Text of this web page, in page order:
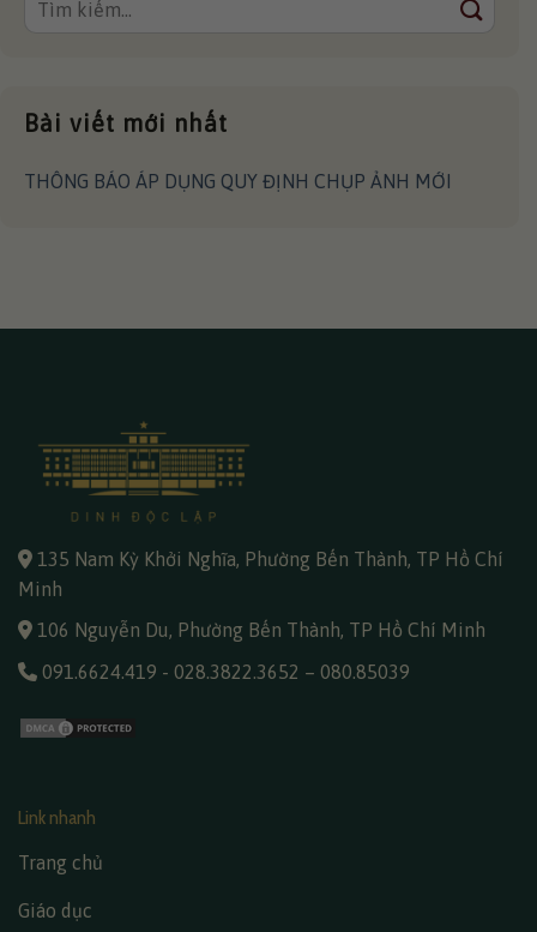
Bài viết mới nhất
THÔNG BÁO ÁP DỤNG QUY ĐỊNH CHỤP ẢNH MỚI
135 Nam Kỳ Khởi Nghĩa, Phường Bến Thành, TP Hồ Chí
Minh
106 Nguyễn Du, Phường Bến Thành, TP Hồ Chí Minh
091.6624.419 - 028.3822.3652 – 080.85039
Link nhanh
Trang chủ
Giáo dục